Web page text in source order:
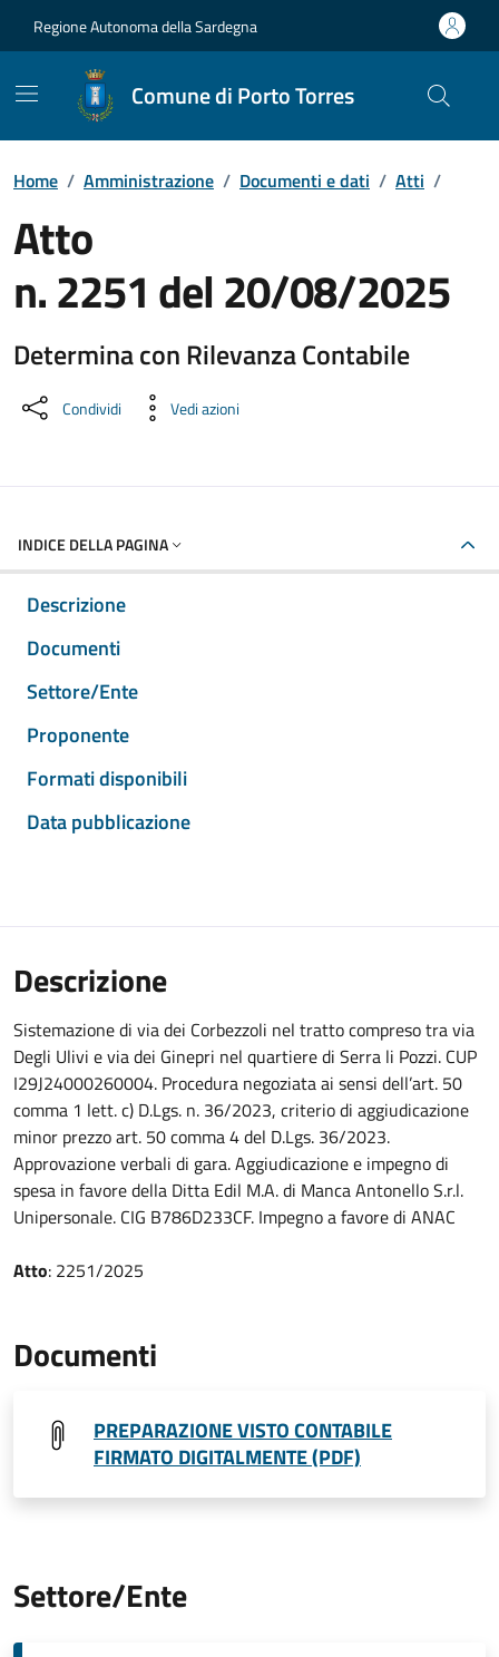
Regione Autonoma della Sardegna
Comune di Porto Torres
Home / Amministrazione / Documenti e dati / Atti /
Atto
n. 2251 del 20/08/2025
Determina con Rilevanza Contabile
Dettaglio del documento
Condividi Vedi azioni
INDICE DELLA PAGINA
Descrizione
Documenti
Settore/Ente
Proponente
Formati disponibili
Data pubblicazione
Descrizione
Sistemazione di via dei Corbezzoli nel tratto compreso tra via
Degli Ulivi e via dei Ginepri nel quartiere di Serra li Pozzi. CUP
I29J24000260004. Procedura negoziata ai sensi dell’art. 50
comma 1 lett. c) D.Lgs. n. 36/2023, criterio di aggiudicazione
minor prezzo art. 50 comma 4 del D.Lgs. 36/2023.
Approvazione verbali di gara. Aggiudicazione e impegno di
spesa in favore della Ditta Edil M.A. di Manca Antonello S.r.l.
Unipersonale. CIG B786D233CF. Impegno a favore di ANAC
Atto: 2251/2025
Documenti
PREPARAZIONE VISTO CONTABILE
FIRMATO DIGITALMENTE (PDF)
Settore/Ente